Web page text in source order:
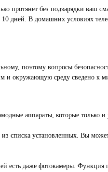
протянет без подзарядки ваш
дней. В домашних условиях
поэтому вопросы
и окружающую среду сведено к
аппараты, которые только и
установленных. Вы
даже фотокамеры.